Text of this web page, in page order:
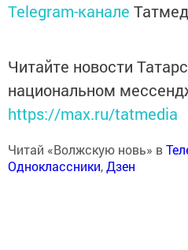
Telegram-канале
Читайте новости
национальном
https://max.ru/tatmedia
Читай «Волжскую новь» в
Одноклассники,Дзен